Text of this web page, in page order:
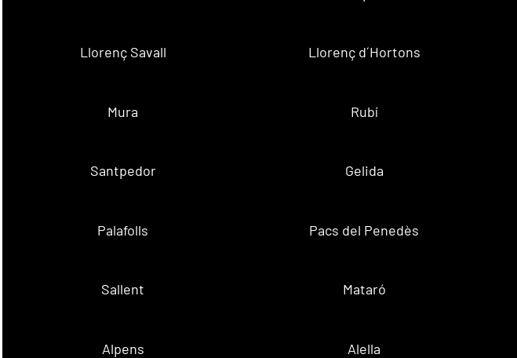
Llorenç Savall Llorenç d´Hortons
Mura Rubí
Santpedor Gelida
Palafolls Pacs del Penedès
Sallent Mataró
Alpens Alella